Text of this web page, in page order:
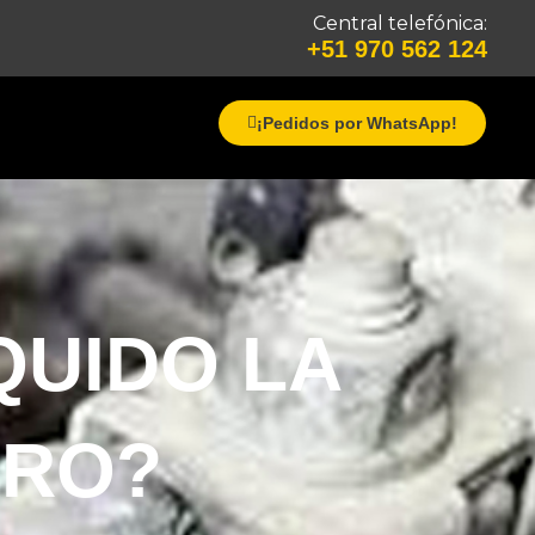
Central telefónica:
+51 970 562 124
¡Pedidos por WhatsApp!
LA